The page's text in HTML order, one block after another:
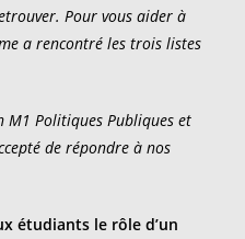
Pour vous aider à
a rencontré les trois listes
M1 Politiques Publiques et
de répondre à nos
étudiants le rôle d’un